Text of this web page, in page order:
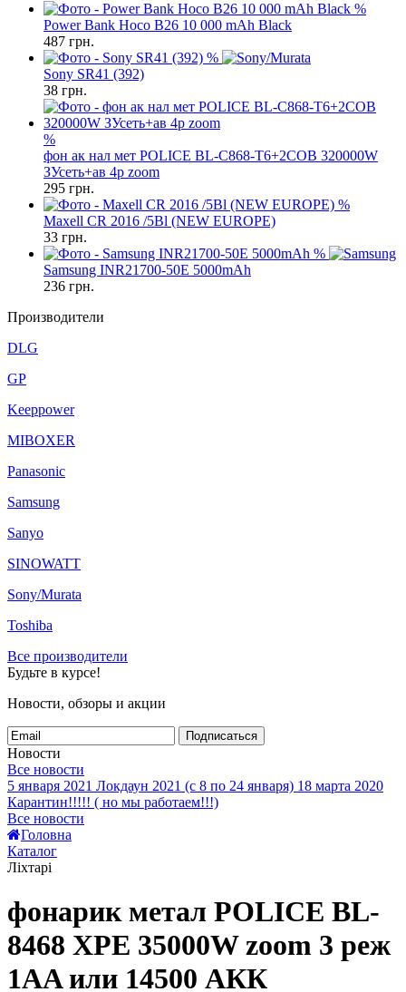
%
Power Bank Hoco B26 10 000 mAh Black
487 грн.
%
Sony SR41 (392)
38 грн.
%
фон ак нал мет POLICE BL-C868-T6+2COB 320000W
ЗУсеть+ав 4р zoom
295 грн.
%
Maxell CR 2016 /5Bl (NEW EUROPE)
33 грн.
%
Samsung INR21700-50E 5000mAh
236 грн.
Производители
DLG
GP
Keeppower
MIBOXER
Panasonic
Samsung
Sanyo
SINOWATT
Sony/Murata
Toshiba
Все производители
Будьте в курсе!
Новости, обзоры и акции
Подписаться
Новости
Все новости
5 января 2021 Локдаун 2021 (с 8 по 24 января) 18 марта 2020
Карантин!!!!! ( но мы работаем!!!)
Все новости
Головна
Каталог
Ліхтарі
фонарик метал POLICE BL-
8468 XPE 35000W zoom 3 реж
1AA или 14500 АКК